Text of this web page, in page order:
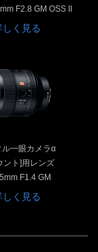
F2.8 GM OSS II
しく見る
ル一眼カメラα
ント]用レンズ
F1.4 GM
しく見る